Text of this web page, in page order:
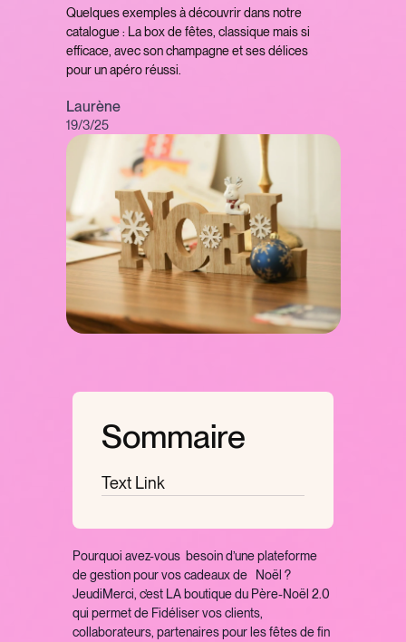
Quelques exemples à découvrir dans notre
catalogue : La box de fêtes, classique mais si
efficace, avec son champagne et ses délices
pour un apéro réussi.
Laurène
19/3/25
Sommaire
Text Link
Pourquoi avez-vous besoin d’une plateforme
de gestion pour vos cadeaux de Noël ?
JeudiMerci, c’est LA boutique du Père-Noël 2.0
qui permet de Fidéliser vos clients,
collaborateurs, partenaires pour les fêtes de fin